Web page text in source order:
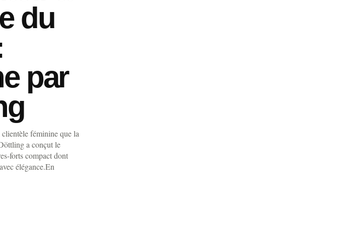
du
par
clientèle féminine que la
a conçut le
forts compact dont
élégance.En